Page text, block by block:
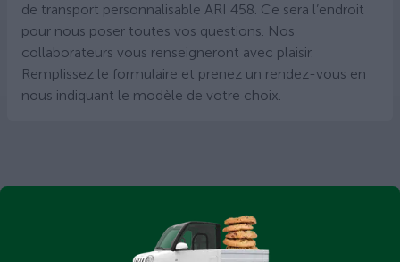
de transport personnalisable ARI 458. Ce sera l’endroit
pour nous poser toutes vos questions. Nos
collaborateurs vous renseigneront avec plaisir.
Remplissez le formulaire et prenez un rendez-vous en
nous indiquant le modèle de votre choix.